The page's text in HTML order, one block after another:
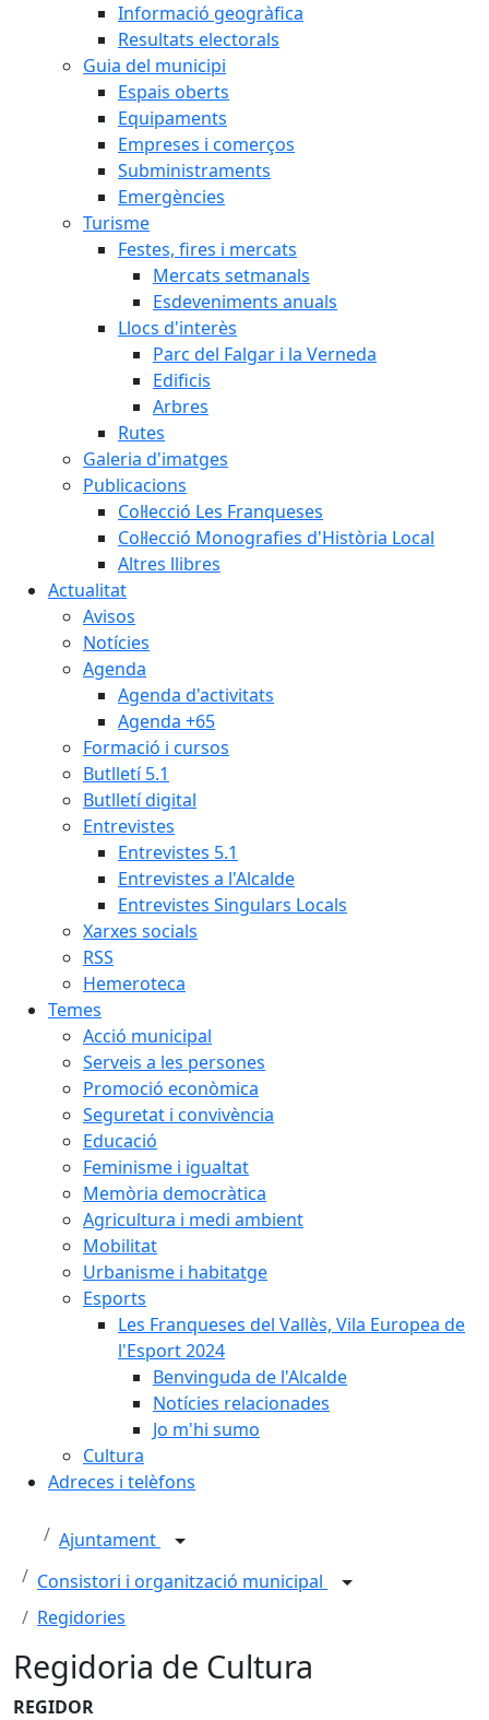
Informació geogràfica
Resultats electorals
Guia del municipi
Espais oberts
Equipaments
Empreses i comerços
Subministraments
Emergències
Turisme
Festes, fires i mercats
Mercats setmanals
Esdeveniments anuals
Llocs d'interès
Parc del Falgar i la Verneda
Edificis
Arbres
Rutes
Galeria d'imatges
Publicacions
Col·lecció Les Franqueses
Col·lecció Monografies d'Història Local
Altres llibres
Actualitat
Avisos
Notícies
Agenda
Agenda d'activitats
Agenda +65
Formació i cursos
Butlletí 5.1
Butlletí digital
Entrevistes
Entrevistes 5.1
Entrevistes a l'Alcalde
Entrevistes Singulars Locals
Xarxes socials
RSS
Hemeroteca
Temes
Acció municipal
Serveis a les persones
Promoció econòmica
Seguretat i convivència
Educació
Feminisme i igualtat
Memòria democràtica
Agricultura i medi ambient
Mobilitat
Urbanisme i habitatge
Esports
Les Franqueses del Vallès, Vila Europea de
l'Esport 2024
Benvinguda de l'Alcalde
Notícies relacionades
Jo m'hi sumo
Cultura
Adreces i telèfons
Ajuntament
Consistori i organització municipal
Regidories
Regidoria de Cultura
REGIDOR